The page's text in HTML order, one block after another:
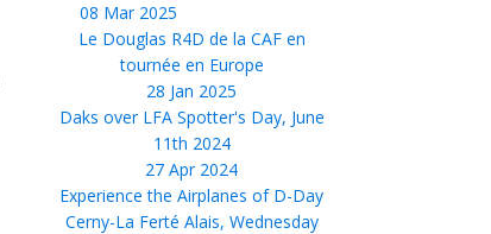
08 Mar 2025
Le Douglas R4D de la CAF en
tournée en Europe
28 Jan 2025
Daks over LFA Spotter's Day, June
11th 2024
27 Apr 2024
Experience the Airplanes of D-Day
Cerny-La Ferté Alais, Wednesday